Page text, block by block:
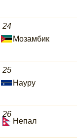
24
Мозамбик
25
Науру
26
Непал